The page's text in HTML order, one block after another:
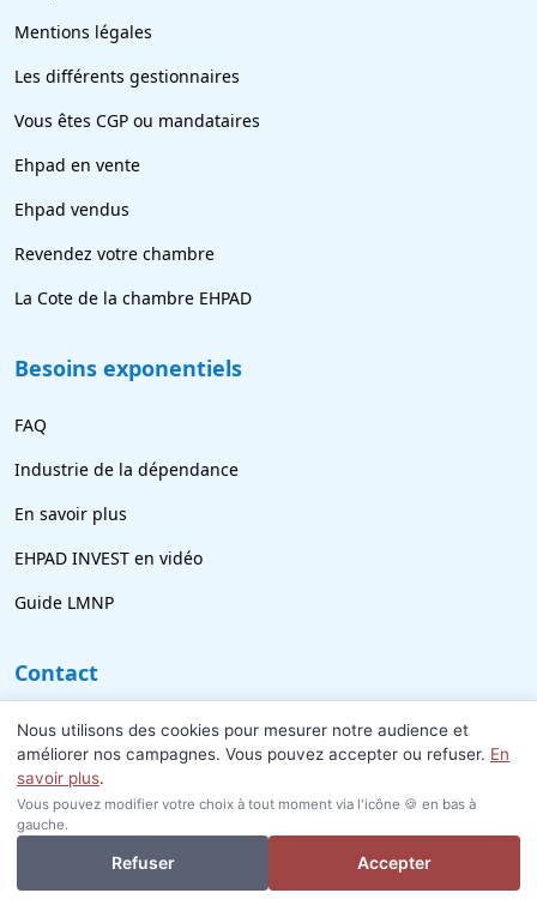
Mentions légales
Les différents gestionnaires
Vous êtes CGP ou mandataires
Ehpad en vente
Ehpad vendus
Revendez votre chambre
La Cote de la chambre EHPAD
Besoins exponentiels
FAQ
Industrie de la dépendance
En savoir plus
EHPAD INVEST en vidéo
Guide LMNP
Contact
09 77 21 69 18
info@ehpad-invest.fr
Je veux investir ou revendre
Nous utilisons des cookies pour mesurer notre audience et
améliorer nos campagnes. Vous pouvez accepter ou refuser. En
savoir plus.
Vous pouvez modifier votre choix à tout moment via l'icône 🍪 en bas à
gauche.
Refuser Accepter